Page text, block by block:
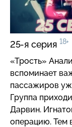
25-я серия 18+
«Трость»
вспоминает
пассажиров
Группа
Дарвин.
операцию. Тем